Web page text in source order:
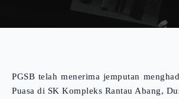
PGSB telah menerima jemputan
Puasa di SK Kompleks Rantau Abang,